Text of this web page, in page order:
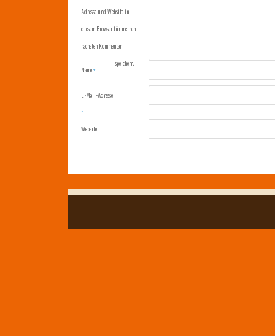
Name*
E-Mail-Adresse
*
Website
Adresse und Website in
diesem Browser für meinen
nächsten Kommentar
speichern.